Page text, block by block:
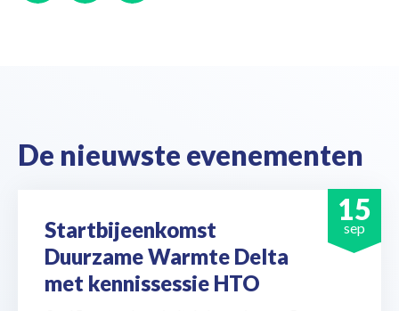
De nieuwste evenementen
15
sep
Startbijeenkomst
Duurzame Warmte Delta
met kennissessie HTO